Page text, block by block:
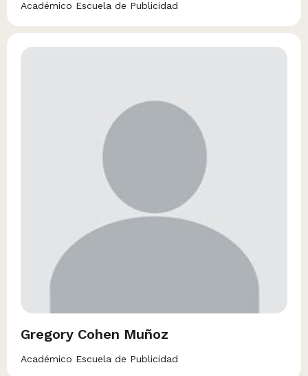
Académico Escuela de Publicidad
Gregory Cohen Muñoz
Académico Escuela de Publicidad